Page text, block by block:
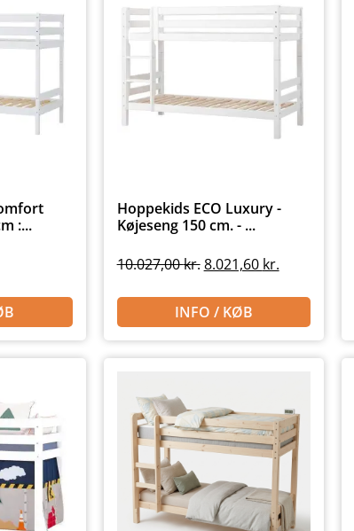
:...
Hoppekids ECO Luxury -
Køjeseng 150 cm. - ...
10.027,00kr. 8.021,60 kr.
INFO / KØB